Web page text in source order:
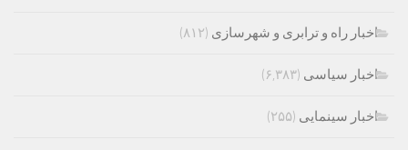
اخبار راه و ترابری و شهرسازی (۸۱۲)
اخبار سیاسی (۶,۳۸۳)
اخبار سینمایی (۲۵۵)